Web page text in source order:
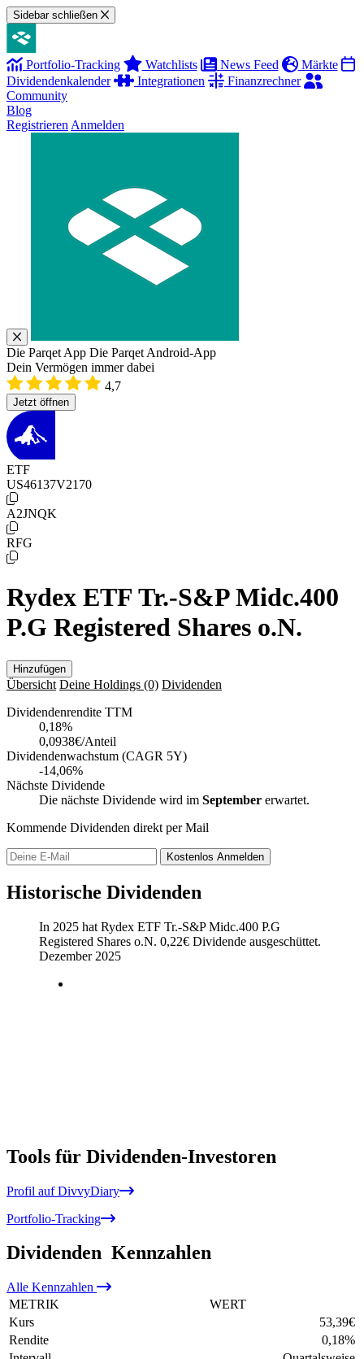
Sidebar schließen
Portfolio-Tracking Watchlists News Feed
Märkte
Dividendenkalender
Integrationen
Finanzrechner
Community
Blog
Registrieren Anmelden
Die Parqet App Die Parqet Android-App
Dein Vermögen immer dabei
4,7
Jetzt öffnen
ETF
US46137V2170
A2JNQK
RFG
Rydex ETF Tr.-S&P Midc.400
P.G Registered Shares o.N.
Hinzufügen
Übersicht Deine Holdings (0) Dividenden
Dividendenrendite TTM
0,18%
0,0938€/Anteil
Dividendenwachstum (CAGR 5Y)
-14,06%
Nächste Dividende
Die nächste Dividende wird im September erwartet.
Kommende Dividenden direkt per Mail
Kostenlos Anmelden
Historische Dividenden
In 2025 hat Rydex ETF Tr.-S&P Midc.400 P.G
Registered Shares o.N. 0,22€ Dividende ausgeschüttet.
Dezember 2025
Tools für Dividenden-Investoren
Profil auf DivvyDiary
Portfolio-Tracking
Dividenden Kennzahlen
Alle Kennzahlen
METRIK
WERT
Kurs
53,39€
Rendite
0,18%